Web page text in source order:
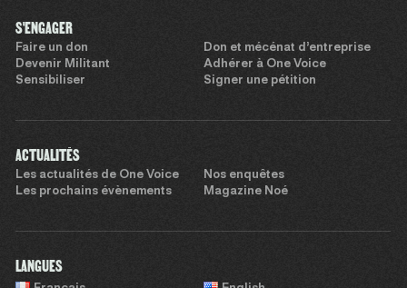
S'ENGAGER
Faire un don
Don et mécénat d’entreprise
Devenir Militant
Adhérer à One Voice
Sensibiliser
Signer une pétition
ACTUALITÉS
Les actualités de One Voice
Nos enquêtes
Les prochains évènements
Magazine Noé
LANGUES